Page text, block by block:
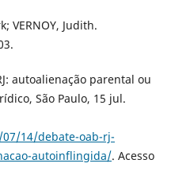
VERNOY, Judith.
autoalienação parental ou
São Paulo, 15 jul.
14/debate-oab-rj-
autoinflingida/. Acesso